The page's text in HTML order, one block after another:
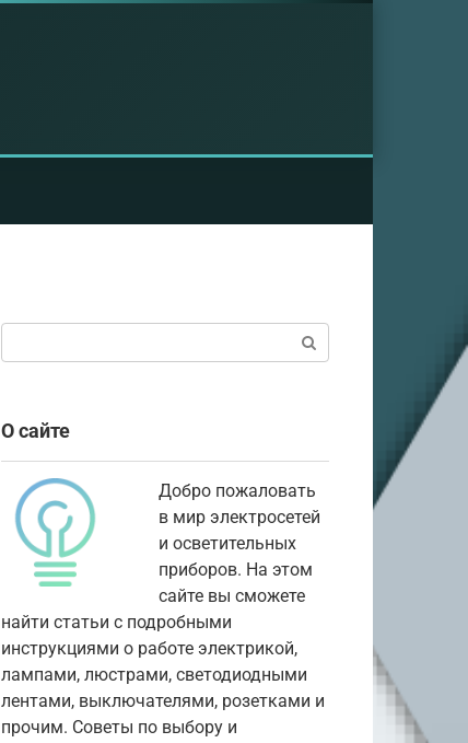
О сайте
Добро пожаловать
в мир электросетей
и осветительных
приборов. На этом
сайте вы сможете
найти статьи с подробными
инструкциями о работе электрикой,
лампами, люстрами, светодиодными
лентами, выключателями, розетками и
прочим. Советы по выбору и